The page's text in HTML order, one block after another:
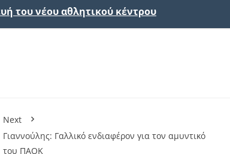
του νέου αθλητικού κέντρου
Next
Γιαννούλης: Γαλλικό ενδιαφέρον για τον αμυντικό
του ΠΑΟΚ